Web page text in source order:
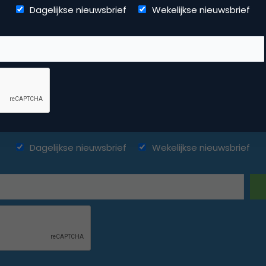
Dagelijkse nieuwsbrief Wekelijkse nieuwsbrief
Elke dag vers. Mis
Dagelijkse nieuwsbrief Wekelijkse nieuwsbrief